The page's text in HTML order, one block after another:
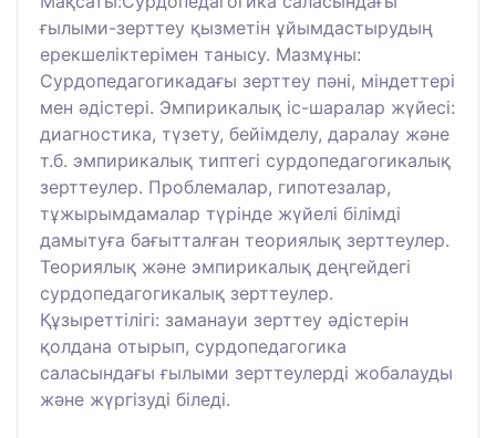
ғылыми-зерттеу қызметін ұйымдастырудың
ерекшеліктерімен танысу. Мазмұны:
Сурдопедагогикадағы зерттеу пәні, міндеттері
мен әдістері. Эмпирикалық іс-шаралар жүйесі:
диагностика, түзету, бейімделу, даралау және
т.б. эмпирикалық типтегі сурдопедагогикалық
зерттеулер. Проблемалар, гипотезалар,
тұжырымдамалар түрінде жүйелі білімді
дамытуға бағытталған теориялық зерттеулер.
Теориялық және эмпирикалық деңгейдегі
сурдопедагогикалық зерттеулер.
Құзыреттілігі: заманауи зерттеу әдістерін
қолдана отырып, сурдопедагогика
саласындағы ғылыми зерттеулерді жобалауды
және жүргізуді біледі.